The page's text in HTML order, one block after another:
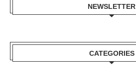
NEWSLETTER
CATEGORIES